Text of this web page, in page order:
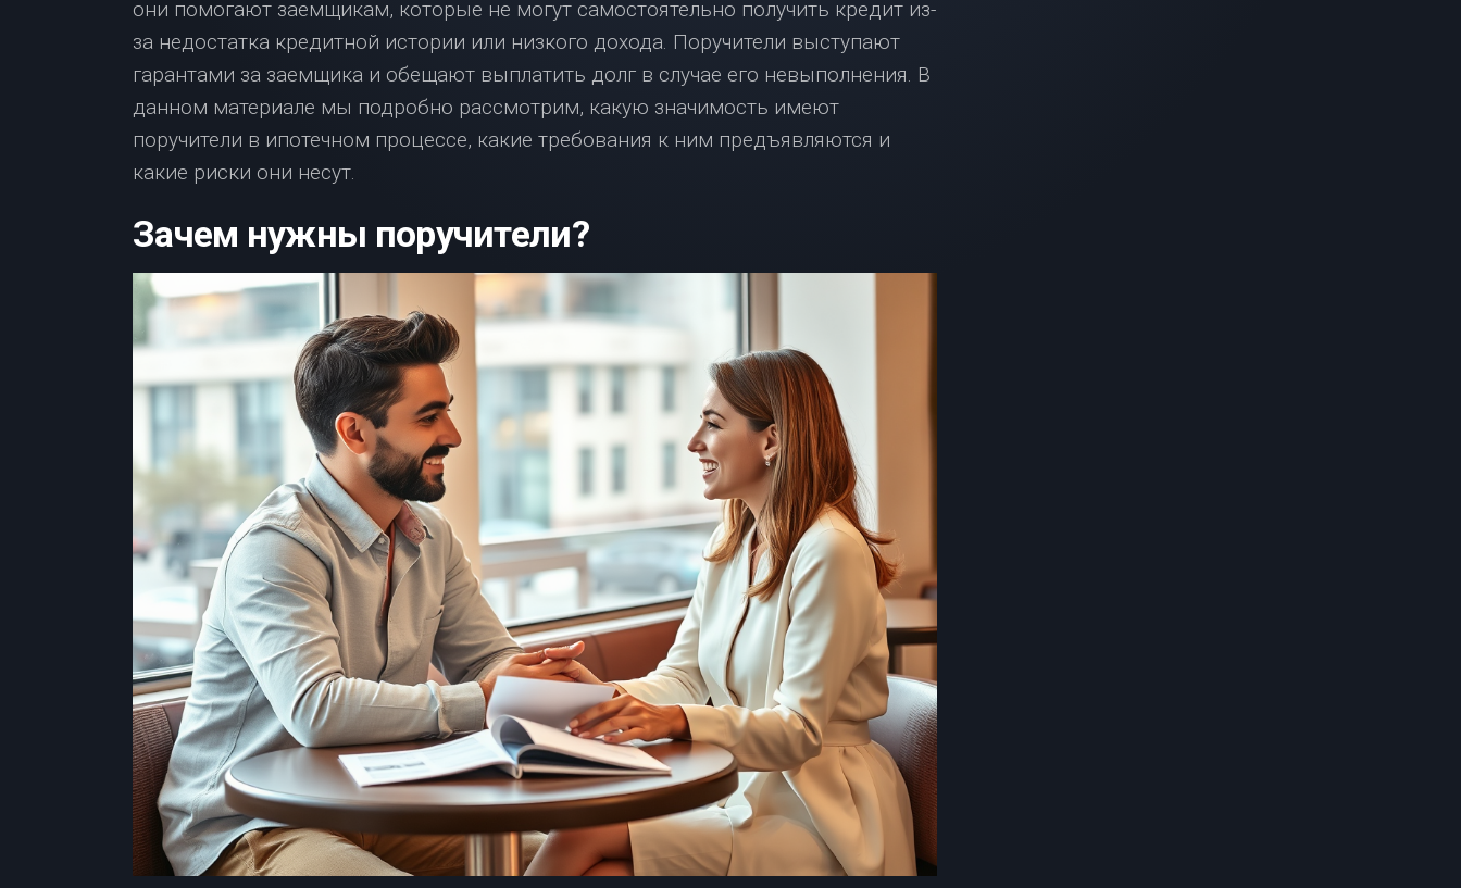
НАС
ЕСТЬ
ИПОТЕКА
МОСКВЕ:
они помогают заемщикам, которые не могут самостоятельно получить кредит из-
за недостатка кредитной истории или низкого дохода. Поручители выступают
гарантами за заемщика и обещают выплатить долг в случае его невыполнения. В
данном материале мы подробно рассмотрим, какую значимость имеют
поручители в ипотечном процессе, какие требования к ним предъявляются и
какие риски они несут.
Зачем нужны поручители?